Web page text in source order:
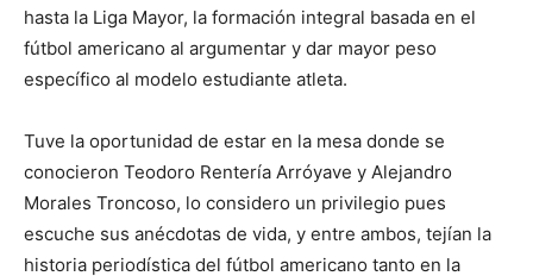
hasta la Liga Mayor, la formación integral basada en el
fútbol americano al argumentar y dar mayor peso
específico al modelo estudiante atleta.
Tuve la oportunidad de estar en la mesa donde se
conocieron Teodoro Rentería Arróyave y Alejandro
Morales Troncoso, lo considero un privilegio pues
escuche sus anécdotas de vida, y entre ambos, tejían la
historia periodística del fútbol americano tanto en la